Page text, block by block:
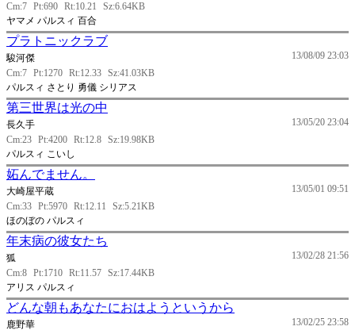
Cm:7 Pt:690 Rt:10.21
Sz:6.64KB
ヤマメ パルスィ 百合
プラトニックラブ
13/08/09 23:03
駿河傑
Cm:7 Pt:1270 Rt:12.33 Sz:41.03KB
パルスィ さとり 勇儀 シリアス
第三世界は光の中
13/05/20 23:04
長久手
Cm:23 Pt:4200 Rt:12.8 Sz:19.98KB
パルスィ こいし
妬んでません。
13/05/01 09:51
大崎屋平蔵
Cm:33 Pt:5970 Rt:12.11
Sz:5.21KB
ほのぼの パルスィ
年末病の彼女たち
13/02/28 21:56
狐
Cm:8 Pt:1710 Rt:11.57 Sz:17.44KB
アリス パルスィ
どんな朝もあなたにおはようというから
13/02/25 23:58
鹿野華